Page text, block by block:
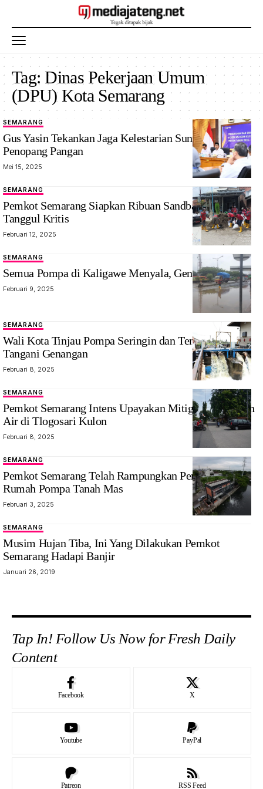
Tag:Dinas Pekerjaan Umum
(DPU) Kota Semarang
SEMARANG
Gus Yasin Tekankan Jaga Kelestarian Sungai Sebagai
Penopang Pangan
Mei 15, 2025
SEMARANG
Pemkot Semarang Siapkan Ribuan Sandbag Antisipasi
Tanggul Kritis
Februari 12, 2025
SEMARANG
Semua Pompa di Kaligawe Menyala, Genangan Surut
Februari 9, 2025
SEMARANG
Wali Kota Tinjau Pompa Seringin dan Tenggang
Tangani Genangan
Februari 8, 2025
SEMARANG
Pemkot Semarang Intens Upayakan Mitigasi Genangan
Air di Tlogosari Kulon
Februari 8, 2025
SEMARANG
Pemkot Semarang Telah Rampungkan Pembangunan
Rumah Pompa Tanah Mas
Februari 3, 2025
SEMARANG
Musim Hujan Tiba, Ini Yang Dilakukan Pemkot
Semarang Hadapi Banjir
Januari 26, 2019
Tap In! Follow Us Now for Fresh Daily
Content
Facebook X
Youtube PayPal
Patreon RSS Feed